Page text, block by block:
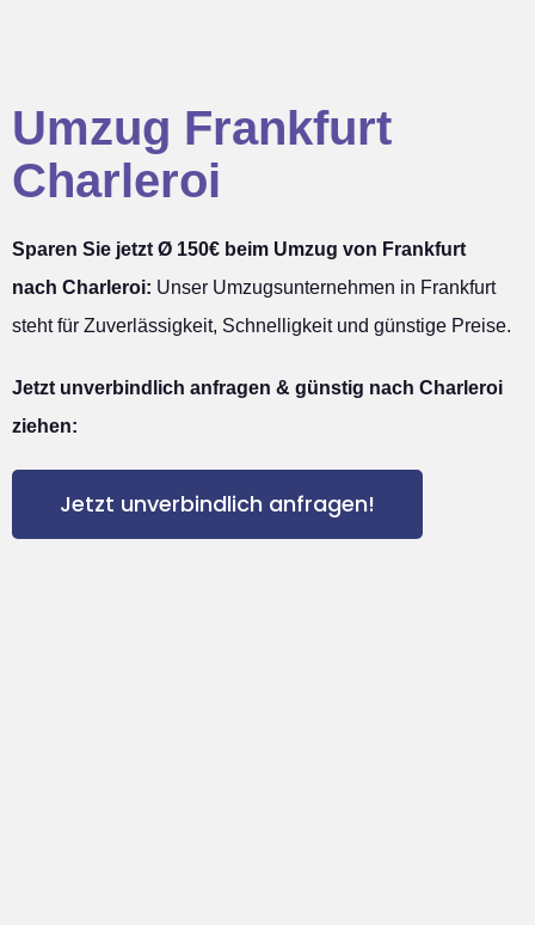
Umzug Frankfurt
Charleroi
Sparen Sie jetzt Ø 150€ beim Umzug von Frankfurt
nach Charleroi: Unser Umzugsunternehmen in Frankfurt
steht für Zuverlässigkeit, Schnelligkeit und günstige Preise.
Jetzt unverbindlich anfragen & günstig nach Charleroi
ziehen:
Jetzt unverbindlich anfragen!